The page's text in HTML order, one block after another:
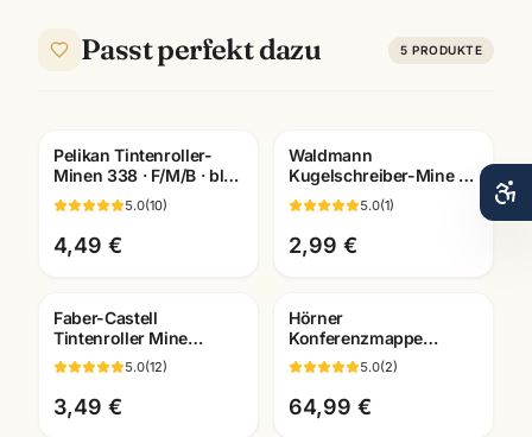
Passt perfekt dazu 5 PRODUKTE
Gravur
Pelikan Tintenroller-
Minen 338 · F/M/B · blau
+ schwarz · Refill für
Rollerball
5.0(10)
4,49 €
Gravur
Waldmann
Kugelschreiber-Mine M
· blau/schwarz ·
Medium-Strichbreite
5.0(1)
2,99 €
Faber-Castell
Tintenroller Mine
blau/schwarz ·
Rollerball Refill · WSF
Mannheim
5.0(12)
3,49 €
Hörner
Konferenzmappe
Echtleder ·
verschiedene
Ausfuehrungen ·
Bueroausstattung
5.0(2)
64,99 €